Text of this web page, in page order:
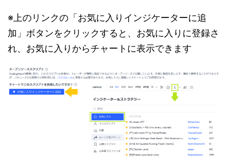
※上のリンクの「お気に入りインジケーターに追
加」ボタンをクリックすると、お気に入りに登録さ
れ、お気に入りからチャートに表示できます